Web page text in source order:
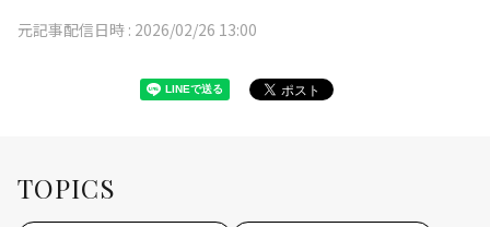
元記事配信日時 : 2026/02/26 13:00
TOPICS